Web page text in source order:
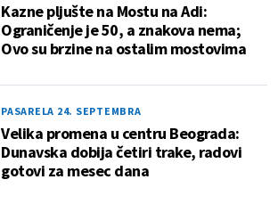
Kazne pljušte na Mostu na Adi:
Ograničenje je 50, a znakova nema;
Ovo su brzine na ostalim mostovima
PASARELA 24. SEPTEMBRA
Velika promena u centru Beograda:
Dunavska dobija četiri trake, radovi
gotovi za mesec dana